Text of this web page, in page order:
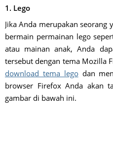
1. Lego
Jika Anda merupakan seorang
bermain permainan lego
atau mainan anak, Anda
tersebut dengan tema Mozilla
download tema legodan
browser Firefox Anda akan
gambar di bawah ini.